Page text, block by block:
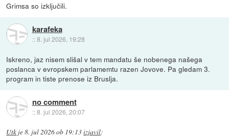
Grimsa so izključili.
karafeka
::8. jul 2026, 19:28
Iskreno, jaz nisem slišal v tem mandatu še nobenega našega
poslanca v evropskem parlamemtu razen Jovove. Pa gledam 3.
program in tiste prenose iz Bruslja.
no comment
::8. jul 2026, 20:07
Utk je8. jul 2026 ob 19:13izjavil: